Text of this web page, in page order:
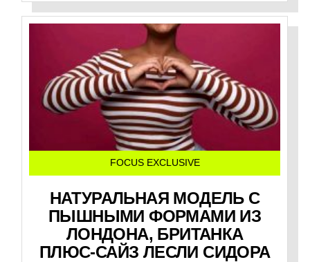
FOCUS EXCLUSIVE
НАТУРАЛЬНАЯ МОДЕЛЬ С
ПЫШНЫМИ ФОРМАМИ ИЗ
ЛОНДОНА, БРИТАНКА
ПЛЮС-САЙЗ ЛЕСЛИ СИДОРА